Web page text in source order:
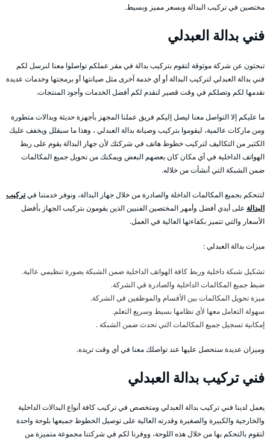
مختصين في تركيب البدالة وبسعر مميز وبسيط.
فني بدالة العبدلي
تبحثون عن شركة موثوقة لتقوم بتركيب بدالة في مقر عملكم تواصلوا معنا لنرسل لكم
فني بدالة العبدلي لتركيب البدالة أو أي خدمة آخرى مثل صيانتها أو برمجتها وخدمات عديدة
نقدمها لكم وتصلكم في وقت قصير لنقدم لكم أفضل الخدمات وأجود المنتجات.
ما عليكم إلا التواصل معنا ليصل إليكم فريق عملنا المجهز بأجهزة حديثة وبدالات متطورة
ومن ماركات عالمية، ليقوموا بتركيب وصيانة بدالة العبدلي ، وهذا ما سيقلل ويخفف عليك
الكثير من التكاليف لتركيب خطوط هاتف في شركتك لأن جهاز البدالة يقوم على ربط
الهواتف الداخلية في أي مكان كان بعضهم البعض ويمكنك من تحويل جميع المكالمات
ضمن الشبكة التي أنشأت من خلاله.
لتتحكم بجميع المكالمات الداخلة والصادرة من خلال جهاز البدالة، ونوفر خدمتنا فيتركيب
البدالة على أيدي أفضل وأمهر المختصين الفنيين الذين يقومون بتركيب الجهاز بأفضل
الأسعار والتي تتميز بكفاءتها العالية في العمل.
ميزات بدالة العبدلي :
تشكيل شبكة داخلية وربط كافة الهواتف الداخلية ضمن الشبكة بصورة تنظيمي عالية.
ضبط جميع المكالمات الداخلية والصادرة قي الشركة.
ميزة تحويل المكالمات بين الأقسام والموظفين في الشركة.
سهولة التعامل معها لأي نظامها بسيط وسريع التعلم.
إمكانية تسجيل جميع المكالمات التي تحدث ضمن الشبكة .
وميزان عديدة ستحصل عليها عند تواصلك معنا في أي وقت تريده.
فني تركيب بدالة العبدلي
يعمل لدينا فني تركيب بدالة العبدلي ومتخصص في تركيب كافة أنواع البدالات الداخلية
والخارجية والكبيرة والصغيرة وقدرته العالية على توصيل الخطوط جميعها بلوحة واحدة
لتقوم بالتحكم بها من خلال هذه اللوحة، ووفرنا لكم في شركتنا مجموعة متميزة من